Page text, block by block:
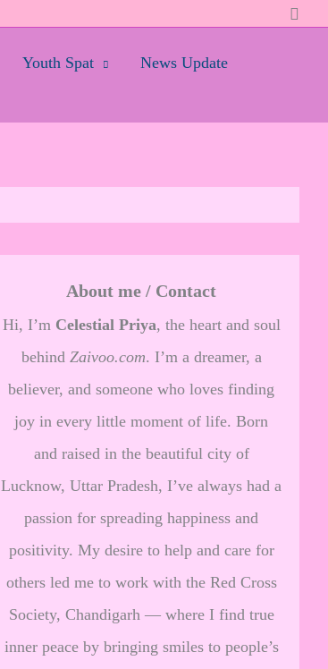
Youth Spat
News Update
About me / Contact
Hi, I’m Celestial Priya, the heart and soul
behind Zaivoo.com. I’m a dreamer, a
believer, and someone who loves finding
joy in every little moment of life. Born
and raised in the beautiful city of
Lucknow, Uttar Pradesh, I’ve always had a
passion for spreading happiness and
positivity. My desire to help and care for
others led me to work with the Red Cross
Society, Chandigarh — where I find true
inner peace by bringing smiles to people’s